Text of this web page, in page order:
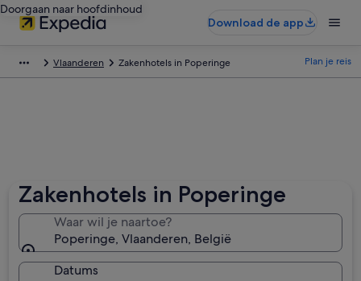
Doorgaan naar hoofdinhoud
Download de app
Vlaanderen Zakenhotels in Poperinge Plan je reis
Zakenhotels in Poperinge
Waar wil je naartoe?
Poperinge, Vlaanderen, België
Datums